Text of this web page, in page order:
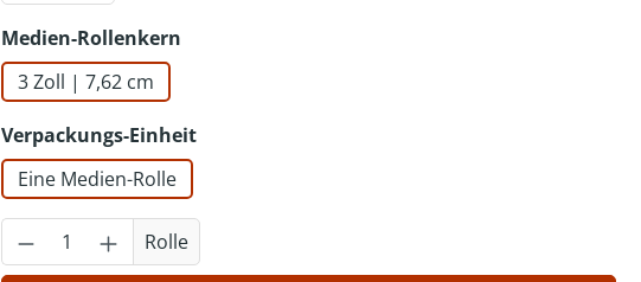
Medien-Rollenkernauswählen
3 Zoll | 7,62 cm
Verpackungs-Einheitauswählen
Eine Medien-Rolle
Produkt Anzahl: Gib den gewünschten Wert
Rolle